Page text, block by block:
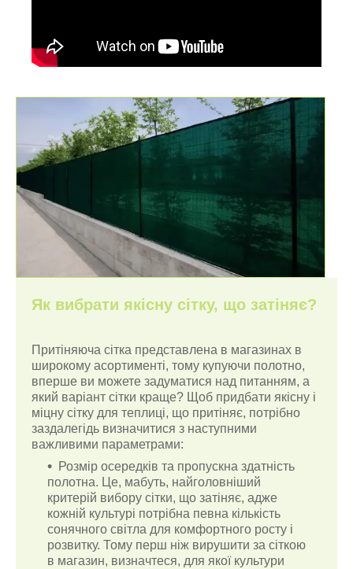
Як вибрати якісну сітку, що затіняє?
Притіняюча сітка представлена ​​в магазинах в
широкому асортименті, тому купуючи полотно,
вперше ви можете задуматися над питанням, а
який варіант сітки краще? Щоб придбати якісну і
міцну сітку для теплиці, що притіняє, потрібно
заздалегідь визначитися з наступними
важливими параметрами:
Розмір осередків та пропускна здатність
полотна. Це, мабуть, найголовніший
критерій вибору сітки, що затіняє, адже
кожній культурі потрібна певна кількість
сонячного світла для комфортного росту і
розвитку. Тому перш ніж вирушити за сіткою
в магазин, визначтеся, для якої культури